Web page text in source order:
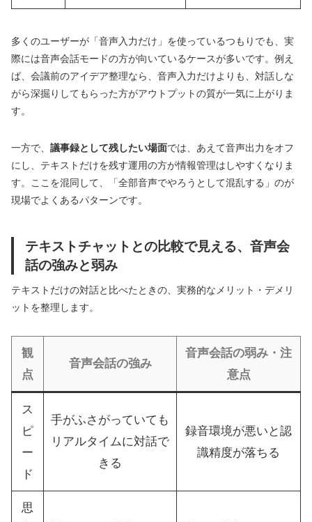
多くのユーザーが「音声入力だけ」を使っているつもりでも、実
際には音声会話モードの方が向いているケースが多いです。例え
ば、会議前のアイデア整理なら、音声入力だけよりも、対話しな
がら深掘りしてもらった方がアウトプットの質が一気に上がりま
す。
一方で、 議事録として残したい場面では、あえて音声出力をオフ
にし、テキストだけを残す運用の方が情報管理はしやすくなりま
す。ここを混同して、「全部音声でやろうとして混乱する」のが
現場でよくあるパターンです。
テキストチャットとの比較で見える、音声会
話の強みと弱み
テキストだけの対話と比べたときの、実務的なメリット・デメリ
ットを整理します。
観
点
音声会話の強み
音声会話の弱み・注
意点
ス
ピ
ー
ド
手がふさがっていても
リアルタイムに対話で
きる
録音環境が悪いと認
識精度が落ちる
思